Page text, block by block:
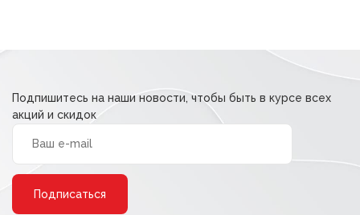
Подпишитесь на наши новости, чтобы быть в курсе всех
акций и скидок